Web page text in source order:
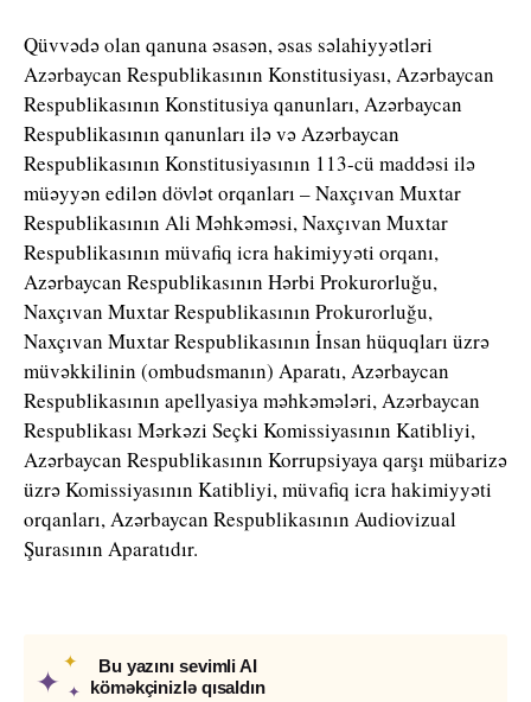
Qüvvədə olan qanuna əsasən, əsas səlahiyyətləri
Azərbaycan Respublikasının Konstitusiyası, Azərbaycan
Respublikasının Konstitusiya qanunları, Azərbaycan
Respublikasının qanunları ilə və Azərbaycan
Respublikasının Konstitusiyasının 113-cü maddəsi ilə
müəyyən edilən dövlət orqanları – Naxçıvan Muxtar
Respublikasının Ali Məhkəməsi, Naxçıvan Muxtar
Respublikasının müvafiq icra hakimiyyəti orqanı,
Azərbaycan Respublikasının Hərbi Prokurorluğu,
Naxçıvan Muxtar Respublikasının Prokurorluğu,
Naxçıvan Muxtar Respublikasının İnsan hüquqları üzrə
müvəkkilinin (ombudsmanın) Aparatı, Azərbaycan
Respublikasının apellyasiya məhkəmələri, Azərbaycan
Respublikası Mərkəzi Seçki Komissiyasının Katibliyi,
Azərbaycan Respublikasının Korrupsiyaya qarşı mübarizə
üzrə Komissiyasının Katibliyi, müvafiq icra hakimiyyəti
orqanları, Azərbaycan Respublikasının Audiovizual
Şurasının Aparatıdır.
✦
✦
✦
Bu yazını sevimli AI
köməkçinizlə qısaldın